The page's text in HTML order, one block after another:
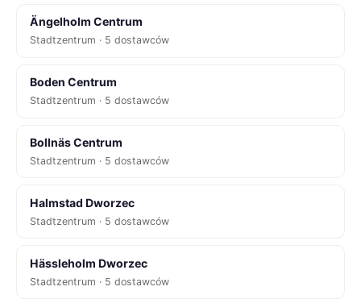
Ängelholm Centrum
Stadtzentrum · 5 dostawców
Boden Centrum
Stadtzentrum · 5 dostawców
Bollnäs Centrum
Stadtzentrum · 5 dostawców
Halmstad Dworzec
Stadtzentrum · 5 dostawców
Hässleholm Dworzec
Stadtzentrum · 5 dostawców